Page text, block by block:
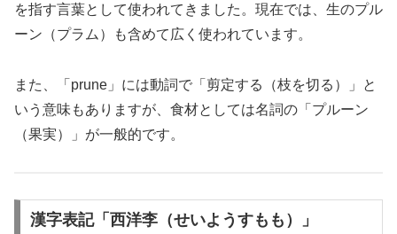
を指す言葉として使われてきました。現在では、生のプル
ーン（プラム）も含めて広く使われています。
また、「prune」には動詞で「剪定する（枝を切る）」と
いう意味もありますが、食材としては名詞の「プルーン
（果実）」が一般的です。
漢字表記「西洋李（せいようすもも）」